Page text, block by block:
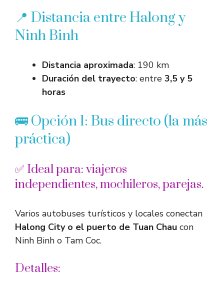
📍 Distancia entre Halong y
Ninh Binh
Distancia aproximada: 190 km
Duración del trayecto: entre 3,5 y 5
horas
🚌 Opción 1: Bus directo (la más
práctica)
✅ Ideal para: viajeros
independientes, mochileros, parejas.
Varios autobuses turísticos y locales conectan
Halong City o el puerto de Tuan Chau con
Ninh Binh o Tam Coc.
Detalles: